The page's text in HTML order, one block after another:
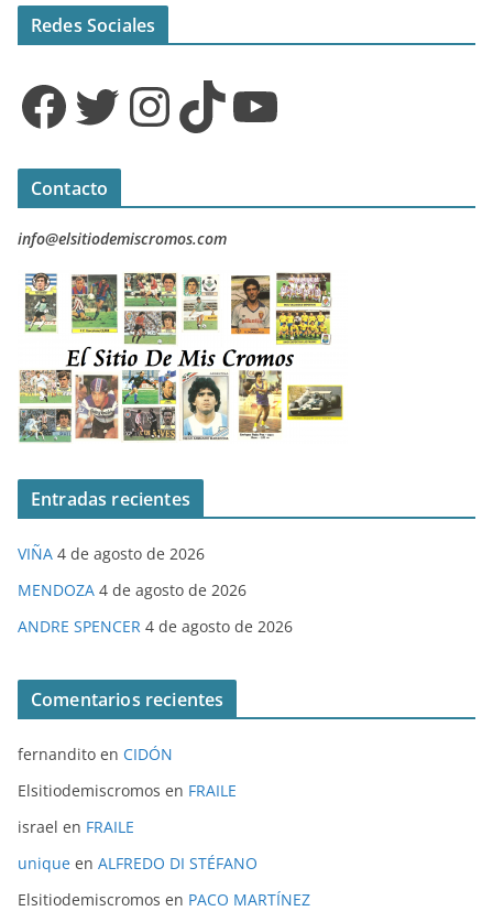
Redes Sociales
Facebook Twitter InstagramTikTok YouTube
Contacto
info@elsitiodemiscromos.com
Entradas recientes
VIÑA 4 de agosto de 2026
MENDOZA 4 de agosto de 2026
ANDRE SPENCER 4 de agosto de 2026
Comentarios recientes
fernandito en CIDÓN
Elsitiodemiscromos en FRAILE
israel en FRAILE
unique en ALFREDO DI STÉFANO
Elsitiodemiscromos en PACO MARTÍNEZ